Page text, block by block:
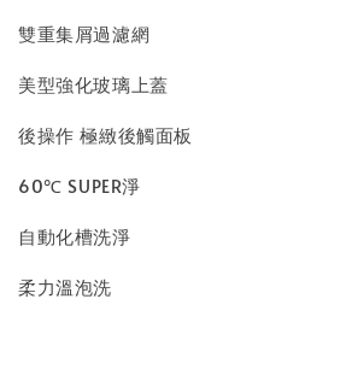
雙重集屑過濾網
美型強化玻璃上蓋
後操作 極緻後觸面板
60℃ SUPER淨
自動化槽洗淨
柔力溫泡洗